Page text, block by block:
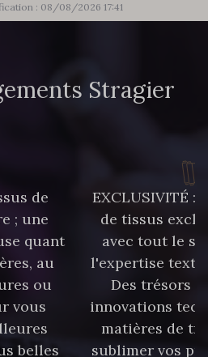
: 08/08/2026 17:41
Stragier
de
; une
quant
au
ou
vous
belles
EXCLUSIVITÉ :
de tissus
avec tout le
l'expertise
Des trésors
innovations
matières de
sublimer vos